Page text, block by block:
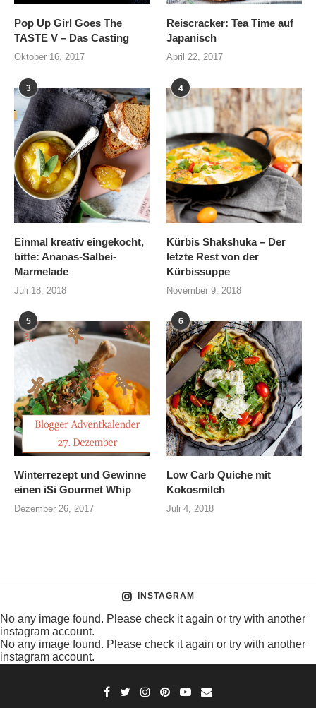
Pop Up Girl Goes The
TASTE V – Das Casting
Oktober 16, 2017
Reiscracker: Tea Time auf
Japanisch
April 22, 2017
3
Einmal kreativ eingekocht,
bitte: Ananas-Salbei-
Marmelade
Juli 18, 2018
4
Kürbis Shakshuka – Der
letzte Rest von der
Kürbissuppe
November 9, 2018
5
Winterrezept und Gewinne
einen iSi Gourmet Whip
Dezember 26, 2017
6
Low Carb Quiche mit
Kokosmilch
Juli 4, 2018
INSTAGRAM
No any image found. Please check it again or try with another
instagram account.
No any image found. Please check it again or try with another
instagram account.